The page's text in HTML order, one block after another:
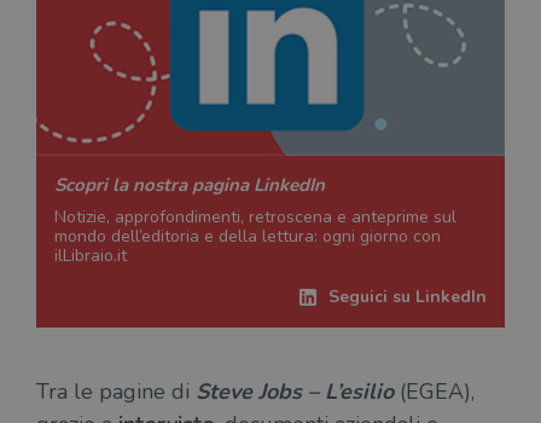
Scopri la nostra pagina LinkedIn
Notizie, approfondimenti, retroscena e anteprime sul
mondo dell’editoria e della lettura: ogni giorno con
ilLibraio.it
Seguici su LinkedIn
Tra le pagine di Steve Jobs – L’esilio(EGEA),